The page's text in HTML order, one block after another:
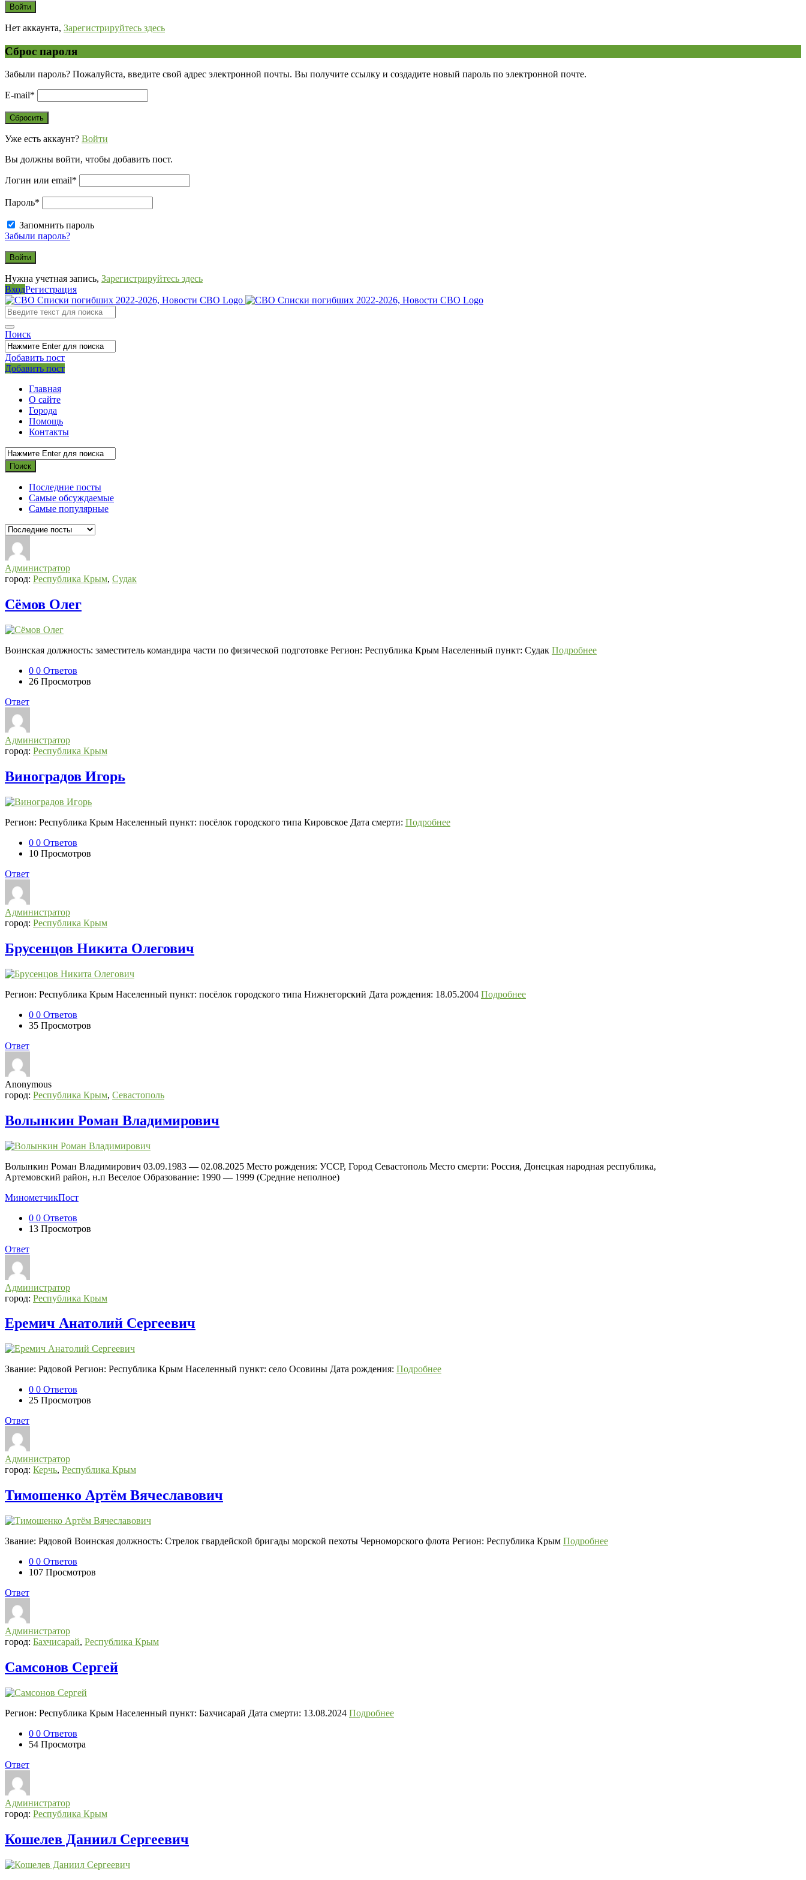
Нет аккаунта, Зарегистрируйтесь здесь
Сброс пароля
Забыли пароль? Пожалуйста, введите свой адрес электронной почты. Вы получите ссылку и создадите новый пароль по электронной почте.
E-mail*
Уже есть аккаунт? Войти
Вы должны войти, чтобы добавить пост.
Логин или email*
Пароль*
Запомнить пароль
Забыли пароль?
Нужна учетная запись, Зарегистрируйтесь здесь
ВходРегистрация
СВО
Списки
погибших
2022-
2026,
Новости
СВО
Поиск
Добавить пост
Мобильное
меню
Выйти
Добавить пост
Главная
О сайте
Города
Помощь
Контакты
Последние посты
Самые обсуждаемые
Самые популярные
Администратор
город: Республика Крым, Судак
Сёмов Олег
Воинская должность: заместитель командира части по физической подготовке Регион: Республика Крым Населенный пункт: Судак Подробнее
0 0 Ответов
26 Просмотров
Ответ
Администратор
город: Республика Крым
Виноградов Игорь
Регион: Республика Крым Населенный пункт: посёлок городского типа Кировское Дата смерти: Подробнее
0 0 Ответов
10 Просмотров
Ответ
Администратор
город: Республика Крым
Брусенцов Никита Олегович
Регион: Республика Крым Населенный пункт: посёлок городского типа Нижнегорский Дата рождения: 18.05.2004 Подробнее
0 0 Ответов
35 Просмотров
Ответ
Anonymous
город: Республика Крым, Севастополь
Волынкин Роман Владимирович
Волынкин Роман Владимирович 03.09.1983 — 02.08.2025 Место рождения: УССР, Город Севастополь Место смерти: Россия, Донецкая народная республика,
Артемовский район, н.п Веселое Образование: 1990 — 1999 (Средние неполное)
МинометчикПост
0 0 Ответов
13 Просмотров
Ответ
Администратор
город: Республика Крым
Еремич Анатолий Сергеевич
Звание: Рядовой Регион: Республика Крым Населенный пункт: село Осовины Дата рождения: Подробнее
0 0 Ответов
25 Просмотров
Ответ
Администратор
город: Керчь, Республика Крым
Тимошенко Артём Вячеславович
Звание: Рядовой Воинская должность: Стрелок гвардейской бригады морской пехоты Черноморского флота Регион: Республика Крым Подробнее
0 0 Ответов
107 Просмотров
Ответ
Администратор
город: Бахчисарай, Республика Крым
Самсонов Сергей
Регион: Республика Крым Населенный пункт: Бахчисарай Дата смерти: 13.08.2024 Подробнее
0 0 Ответов
54 Просмотра
Ответ
Администратор
город: Республика Крым
Кошелев Даниил Сергеевич